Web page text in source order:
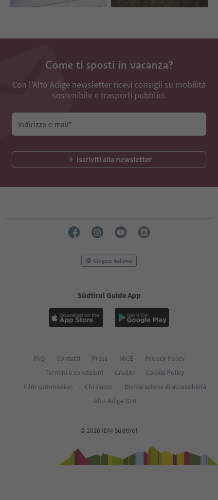
Come ti sposti in vacanza?
Con l'Alto Adige newsletter ricevi consigli su mobilità
sostenibile e trasporti pubblici.
Indirizzo e-mail*
Iscriviti alla newsletter
Lingua: Italiano
Südtirol Guide App
FAQ Contatti Press MICE
Privacy Policy
Termini e condizioni
Crediti
Cookie Policy
Film commission
Chi siamo
Dichiarazione di accessibilità
Alto Adige B2B
© 2026 IDM Südtirol